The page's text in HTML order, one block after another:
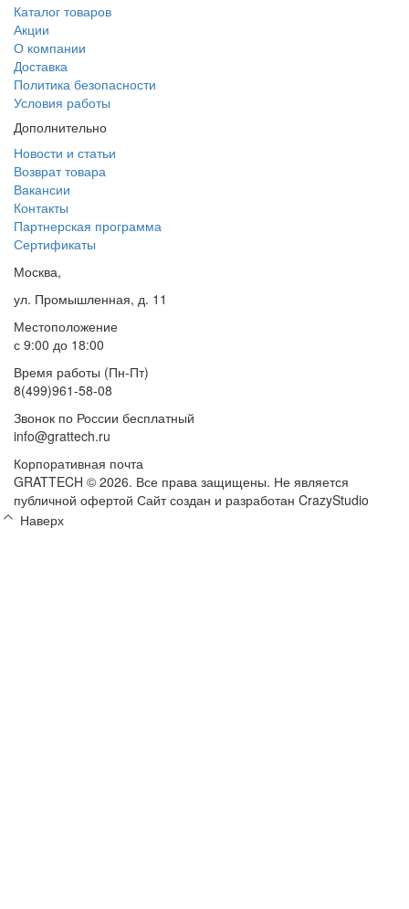
Каталог товаров
Акции
О компании
Доставка
Политика безопасности
Условия работы
Дополнительно
Новости и статьи
Возврат товара
Вакансии
Контакты
Партнерская программа
Сертификаты
Москва,
ул. Промышленная, д. 11
Местоположение
с 9:00 до 18:00
Время работы (Пн-Пт)
8(499)961-58-08
Звонок по России бесплатный
info@grattech.ru
Корпоративная почта
GRATTECH © 2026. Все права защищены. Не является
публичной офертой Сайт создан и разработан CrazyStudio
Наверх